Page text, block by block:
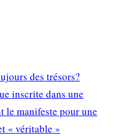
des trésors?
inscrite dans une
le manifeste pour une
« véritable »